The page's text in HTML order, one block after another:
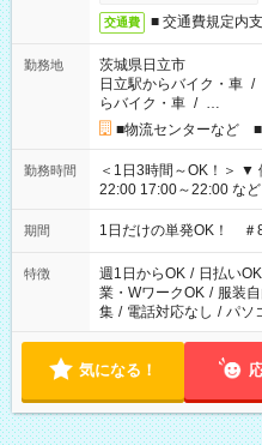
交通費 ■ 交通費規定内
勤務地
茨城県日立市
日立駅からバイク・車 /
らバイク・車 / …
■物流センターなど
勤務時間
＜1日3時間～OK！＞ ▼ 例えば… ▼ 15:00～18:00 15:00～
22:00 17:00～22:00 など こちら以外の時間もお気軽にご相談く
ださい！
期間 1日だけの単発OK！
特徴 週1日からOK / 日払いOK
業・WワークOK / 服装
集 / 電話対応なし / パソ
気になる！